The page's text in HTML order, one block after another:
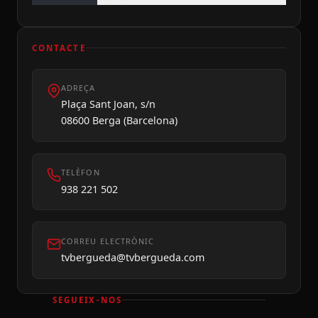
CONTACTE
ADREÇA
Plaça Sant Joan, s/n
08600 Berga (Barcelona)
TELÈFON
938 221 502
CORREU ELECTRÒNIC
tvbergueda@tvbergueda.com
SEGUEIX-NOS